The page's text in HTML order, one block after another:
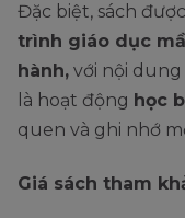
Đặc biệt, sách
trình giáo dục
hành, với nội
là hoạt động học
quen và ghi nhớ
Giá sách tham